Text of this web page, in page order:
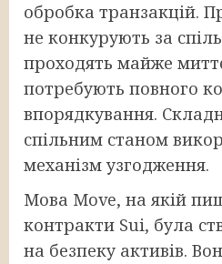
обробка транзакцій.
не конкурують за
проходять майже
потребують повного
впорядкування.
спільним станом
механізм узгодження.
Мова Move, на якій
контракти Sui, була
на безпеку активів.